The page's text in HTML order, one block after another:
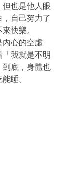
也是他人眼
自己努力了
快樂。
心的空虛
我就是不明
到底，身體也
睡。